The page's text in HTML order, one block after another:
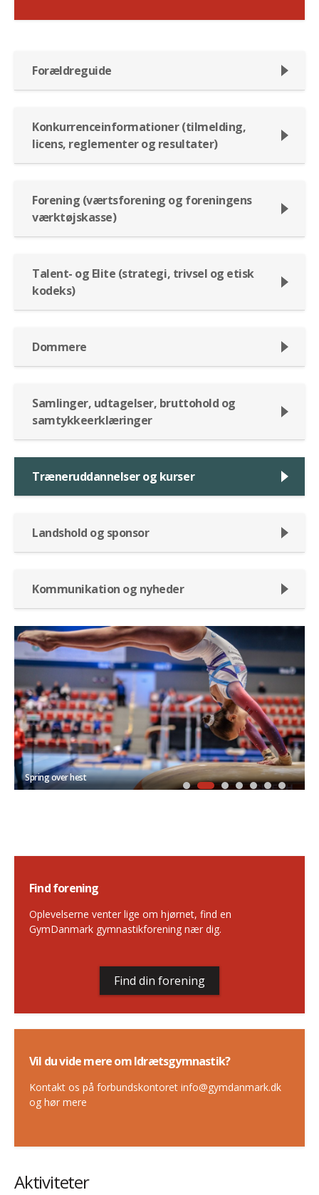
Forældreguide
Konkurrenceinformationer (tilmelding,
licens, reglementer og resultater)
Forening (værtsforening og foreningens
værktøjskasse)
Talent- og Elite (strategi, trivsel og etisk
kodeks)
Dommere
Samlinger, udtagelser, bruttohold og
samtykkeerklæringer
Træneruddannelser og kurser
Landshold og sponsor
Kommunikation og nyheder
Bom
Find forening
Oplevelserne venter lige om hjørnet, find en
GymDanmark gymnastikforening nær dig.
Find din forening
Vil du vide mere om Idrætsgymnastik?
Kontakt os på forbundskontoret info@gymdanmark.dk
og hør mere
Aktiviteter